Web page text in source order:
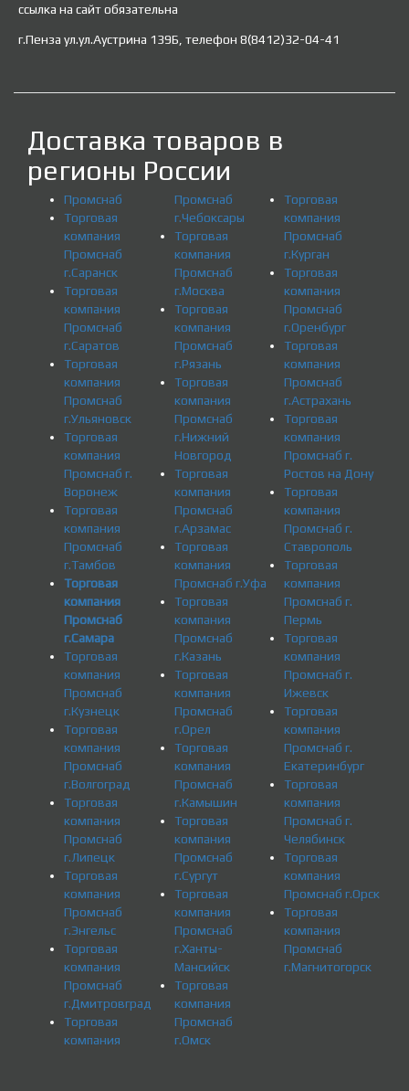
ссылка на сайт обязательна
г.Пенза ул.ул.Аустрина 139Б, телефон 8(8412)32-04-41
Доставка товаров в
регионы России
Промснаб
Торговая
компания
Промснаб
г.Саранск
Торговая
компания
Промснаб
г.Саратов
Торговая
компания
Промснаб
г.Ульяновск
Торговая
компания
Промснаб г.
Воронеж
Торговая
компания
Промснаб
г.Тамбов
Торговая
компания
Промснаб
г.Самара
Торговая
компания
Промснаб
г.Кузнецк
Торговая
компания
Промснаб
г.Волгоград
Торговая
компания
Промснаб
г.Липецк
Торговая
компания
Промснаб
г.Энгельс
Торговая
компания
Промснаб
г.Дмитровград
Торговая
компания
Промснаб
г.Чебоксары
Торговая
компания
Промснаб
г.Москва
Торговая
компания
Промснаб
г.Рязань
Торговая
компания
Промснаб
г.Нижний
Новгород
Торговая
компания
Промснаб
г.Арзамас
Торговая
компания
Промснаб г.Уфа
Торговая
компания
Промснаб
г.Казань
Торговая
компания
Промснаб
г.Орел
Торговая
компания
Промснаб
г.Камышин
Торговая
компания
Промснаб
г.Сургут
Торговая
компания
Промснаб
г.Ханты-
Мансийск
Торговая
компания
Промснаб
г.Омск
Торговая
компания
Промснаб
г.Курган
Торговая
компания
Промснаб
г.Оренбург
Торговая
компания
Промснаб
г.Астрахань
Торговая
компания
Промснаб г.
Ростов на Дону
Торговая
компания
Промснаб г.
Ставрополь
Торговая
компания
Промснаб г.
Пермь
Торговая
компания
Промснаб г.
Ижевск
Торговая
компания
Промснаб г.
Екатеринбург
Торговая
компания
Промснаб г.
Челябинск
Торговая
компания
Промснаб г.Орск
Торговая
компания
Промснаб
г.Магнитогорск